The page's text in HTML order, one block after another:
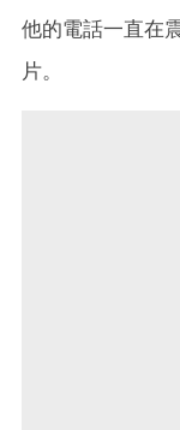
他的電話一直在
片。